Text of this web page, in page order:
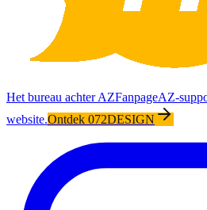
Het bureau achter AZFanpageAZ-
website.Ontdek 072DESIGN